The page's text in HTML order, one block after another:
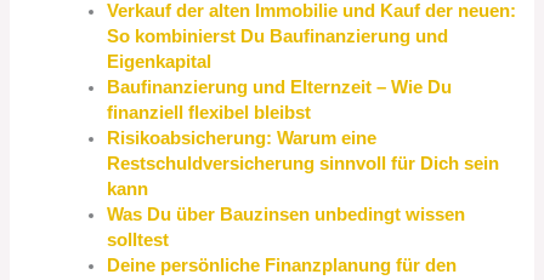
Verkauf der alten Immobilie und Kauf der neuen:
So kombinierst Du Baufinanzierung und
Eigenkapital
Baufinanzierung und Elternzeit – Wie Du
finanziell flexibel bleibst
Risikoabsicherung: Warum eine
Restschuldversicherung sinnvoll für Dich sein
kann
Was Du über Bauzinsen unbedingt wissen
solltest
Deine persönliche Finanzplanung für den